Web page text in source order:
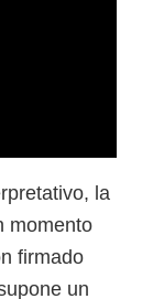
la
momento
firmado
un